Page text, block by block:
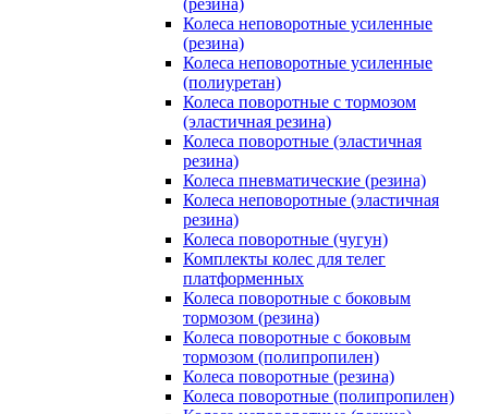
(резина)
Колеса неповоротные усиленные
(резина)
Колеса неповоротные усиленные
(полиуретан)
Колеса поворотные c тормозом
(эластичная резина)
Колеса поворотные (эластичная
резина)
Колеса пневматические (резина)
Колеса неповоротные (эластичная
резина)
Колеса поворотные (чугун)
Комплекты колес для телег
платформенных
Колеса поворотные c боковым
тормозом (резина)
Колеса поворотные c боковым
тормозом (полипропилен)
Колеса поворотные (резина)
Колеса поворотные (полипропилен)